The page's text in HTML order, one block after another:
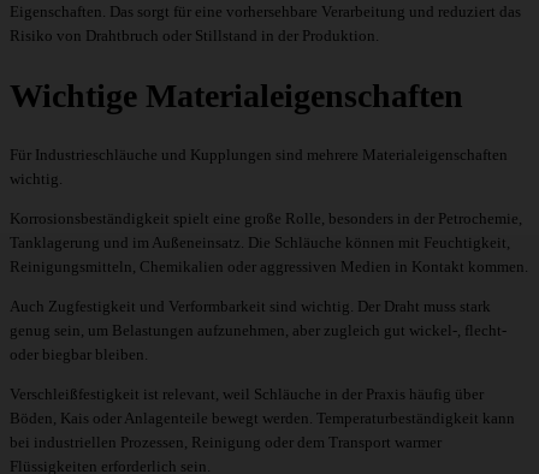
Eigenschaften. Das sorgt für eine vorhersehbare Verarbeitung und reduziert das
Risiko von Drahtbruch oder Stillstand in der Produktion.
Wichtige Materialeigenschaften
Für Industrieschläuche und Kupplungen sind mehrere Materialeigenschaften
wichtig.
Korrosionsbeständigkeit spielt eine große Rolle, besonders in der Petrochemie,
Tanklagerung und im Außeneinsatz. Die Schläuche können mit Feuchtigkeit,
Reinigungsmitteln, Chemikalien oder aggressiven Medien in Kontakt kommen.
Auch Zugfestigkeit und Verformbarkeit sind wichtig. Der Draht muss stark
genug sein, um Belastungen aufzunehmen, aber zugleich gut wickel-, flecht-
oder biegbar bleiben.
Verschleißfestigkeit ist relevant, weil Schläuche in der Praxis häufig über
Böden, Kais oder Anlagenteile bewegt werden. Temperaturbeständigkeit kann
bei industriellen Prozessen, Reinigung oder dem Transport warmer
Flüssigkeiten erforderlich sein.